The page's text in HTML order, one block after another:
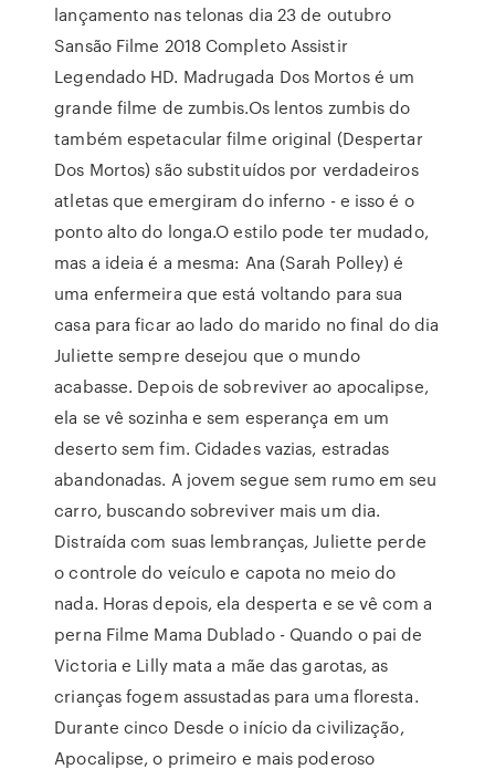
lançamento nas telonas dia 23 de outubro
Sansão Filme 2018 Completo Assistir
Legendado HD. Madrugada Dos Mortos é um
grande filme de zumbis.Os lentos zumbis do
também espetacular filme original (Despertar
Dos Mortos) são substituídos por verdadeiros
atletas que emergiram do inferno - e isso é o
ponto alto do longa.O estilo pode ter mudado,
mas a ideia é a mesma: Ana (Sarah Polley) é
uma enfermeira que está voltando para sua
casa para ficar ao lado do marido no final do dia
Juliette sempre desejou que o mundo
acabasse. Depois de sobreviver ao apocalipse,
ela se vê sozinha e sem esperança em um
deserto sem fim. Cidades vazias, estradas
abandonadas. A jovem segue sem rumo em seu
carro, buscando sobreviver mais um dia.
Distraída com suas lembranças, Juliette perde
o controle do veículo e capota no meio do
nada. Horas depois, ela desperta e se vê com a
perna Filme Mama Dublado - Quando o pai de
Victoria e Lilly mata a mãe das garotas, as
crianças fogem assustadas para uma floresta.
Durante cinco Desde o início da civilização,
Apocalipse, o primeiro e mais poderoso